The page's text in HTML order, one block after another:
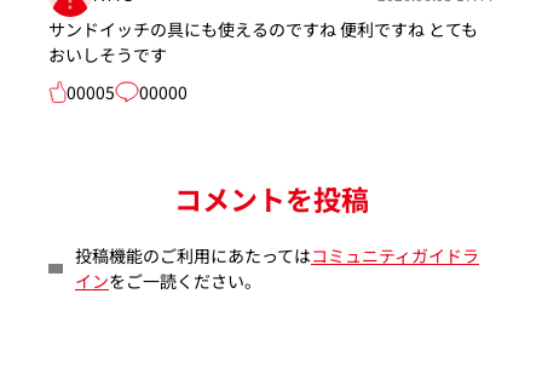
サンドイッチの具にも使えるのですね 便利ですね とても
おいしそうです
00005
00000
コメントを投稿
投稿機能のご利用にあたってはコミュニティガイドラ
インをご一読ください。